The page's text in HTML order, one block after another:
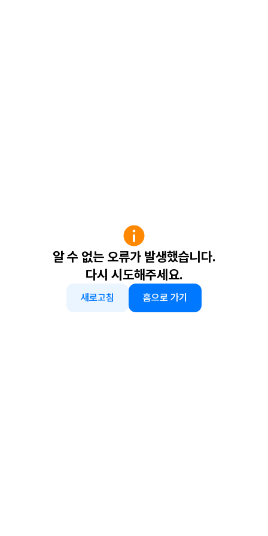
알 수 없는 오류가 발생했습니다.
다시 시도해주세요.
새로고침 홈으로 가기